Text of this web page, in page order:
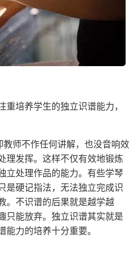
培养学生的独立识谱能力，
教师不作任何讲解，也没音响效
理发挥。这样不仅有效地锻炼
立处理作品的能力。有些学琴
是硬记指法，无法独立完成识
。不识谱的后果就是越学越
只能放弃。独立识谱其实就是
力的培养十分重要。